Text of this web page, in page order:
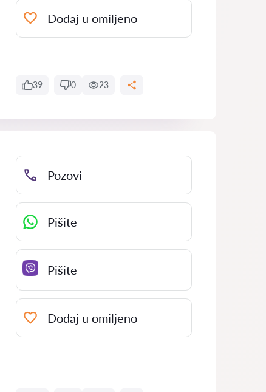
Dodaj u omiljeno
39 0 23
Pozovi
Pišite
Pišite
Dodaj u omiljeno